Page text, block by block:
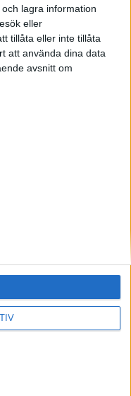
lagra information
eller
tillåta eller inte tillåta
att använda dina data
avsnitt om
Audis mest effektiva elbil
av och Taycan lever